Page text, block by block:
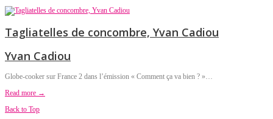
Tagliatelles de concombre, Yvan Cadiou
Yvan Cadiou
Globe-cooker sur France 2 dans l’émission « Comment ça va bien ? »…
Read more →
Back to Top